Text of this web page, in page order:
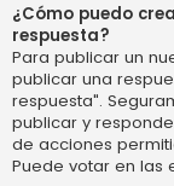
¿Cómo puedo
respuesta?
Para publicar un
publicar una
respuesta".
publicar y
de acciones
Puede votar en las